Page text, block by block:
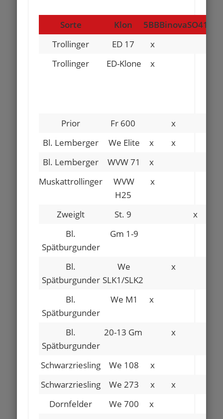
Sorte Klon 5BBBinovaSO4
Trollinger
ED 17
x
Trollinger
ED-Klone x
Prior Fr 600
x
Bl. Lemberger
We Elite x
x
Bl. Lemberger
WVW 71
x
Muskattrollinger
WVW
H25
x
Zweiglt St. 9
x
Bl.
Spätburgunder
Gm 1-9
Bl.
Spätburgunder
We
SLK1/SLK2
x
Bl.
Spätburgunder
We M1 x
Bl.
Spätburgunder
20-13 Gm x
Schwarzriesling We 108
x
Schwarzriesling
We 273 x
x
Dornfelder
We 700
x